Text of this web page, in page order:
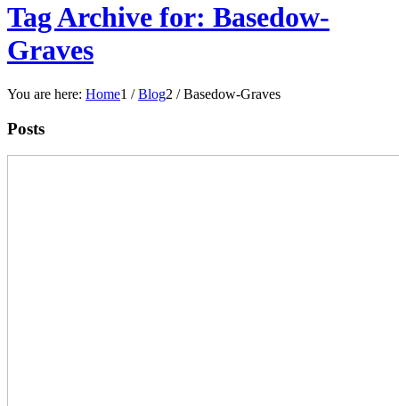
Tag Archive for: Basedow-
Graves
You are here: Home1 / Blog2 / Basedow-Graves
Posts